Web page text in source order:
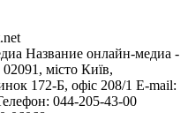
Название онлайн-медиа -
місто Київ,
172-Б, офіс 208/1 E-mail:
044-205-43-00